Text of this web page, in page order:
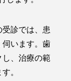
診では、患
伺います。歯
、治療の範
。